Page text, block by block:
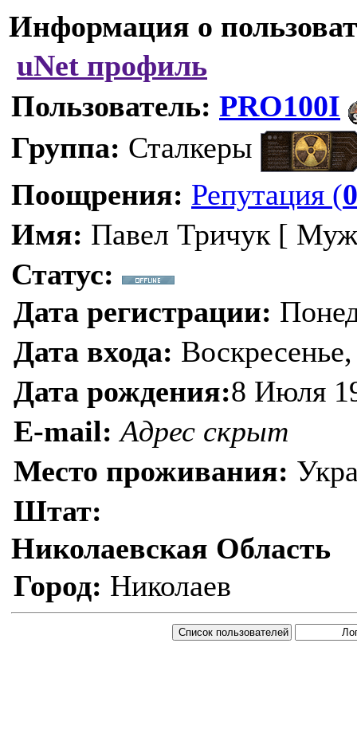
Информация о
uNet профиль
Пользователь: PRO100I
Группа: Сталкеры
Поощрения: Репутация (0
Имя: Павел Тричук [
Статус:
Дата регистрации:
Дата входа:
Дата рождения:8 Июля
E-mail: Адрес скрыт
Место проживания:
Штат:
Николаевская Область
Город: Николаев